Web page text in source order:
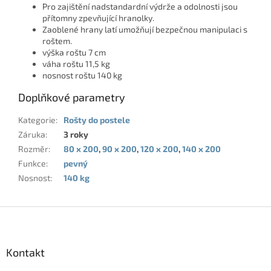
Pro zajištění nadstandardní výdrže a odolnosti jsou
přítomny zpevňující hranolky.
Zaoblené hrany latí umožňují bezpečnou manipulaci s
roštem.
výška roštu 7 cm
váha roštu 11,5 kg
nosnost roštu 140 kg
Doplňkové parametry
Kategorie:
Rošty do postele
Záruka:
3 roky
Rozměr: 80 x 200,90 x 200,120 x 200,140 x 200
Funkce:
pevný
Nosnost: 140 kg
Kontakt